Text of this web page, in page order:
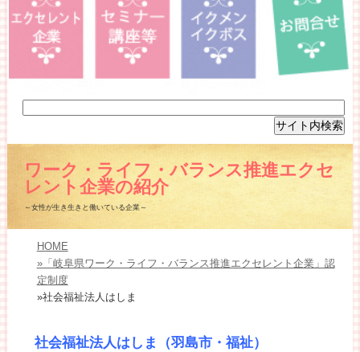
ワーク・ライフ・バランス推進エクセ
レント企業の紹介
～女性が生き生きと働いている企業～
HOME
»「岐阜県ワーク・ライフ・バランス推進エクセレント企業」認
定制度
»社会福祉法人はしま
社会福祉法人はしま（羽島市・福祉）